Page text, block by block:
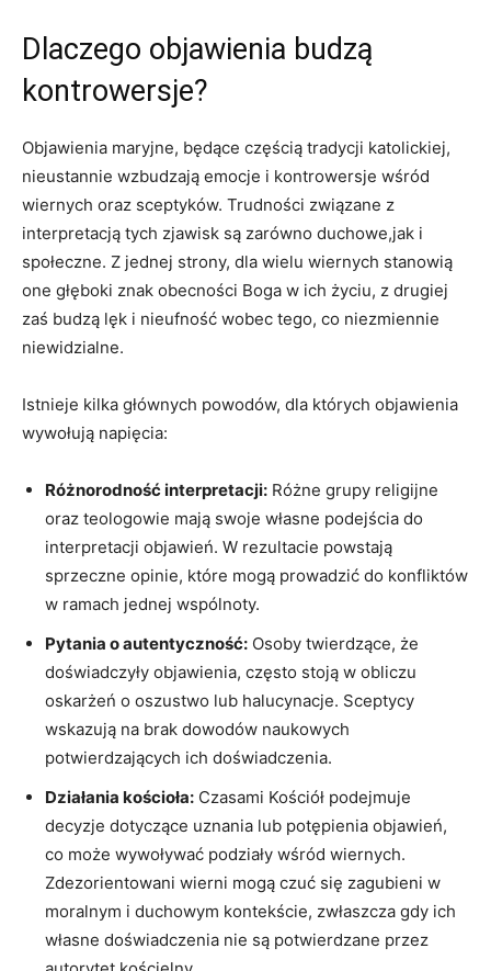
Dlaczego objawienia budzą
kontrowersje?
Objawienia maryjne, będące częścią‌ tradycji katolickiej,
nieustannie wzbudzają⁢ emocje ⁣i kontrowersje wśród
wiernych oraz sceptyków. Trudności związane z⁢
interpretacją tych zjawisk są ⁢zarówno duchowe,jak i
‍społeczne. Z jednej strony, dla wielu wiernych stanowią​
one ⁢głęboki znak​ obecności Boga w ich życiu, z⁢ drugiej
‍zaś ‍budzą ⁤lęk i nieufność ⁣wobec tego,​ co niezmiennie
niewidzialne.
Istnieje kilka głównych ⁢powodów, dla których objawienia
⁤wywołują napięcia:
Różnorodność interpretacji: Różne grupy religijne
oraz teologowie mają swoje własne podejścia ⁣do
interpretacji objawień. W rezultacie⁣ powstają
sprzeczne ⁣opinie, które mogą prowadzić do konfliktów⁤
w ramach jednej​ wspólnoty.
Pytania o autentyczność: Osoby twierdzące, że⁤
doświadczyły objawienia, często ⁤stoją w obliczu
oskarżeń o oszustwo lub halucynacje. Sceptycy⁢
wskazują na brak dowodów ⁣naukowych
potwierdzających ich doświadczenia.
Działania kościoła: Czasami Kościół podejmuje
decyzje dotyczące‍ uznania lub​ potępienia objawień,
co ⁤może wywoływać podziały wśród ⁢wiernych.
Zdezorientowani wierni‍ mogą czuć⁢ się‍ zagubieni ​w
moralnym i duchowym kontekście,‌ zwłaszcza gdy ich
własne doświadczenia nie są potwierdzane ‍przez